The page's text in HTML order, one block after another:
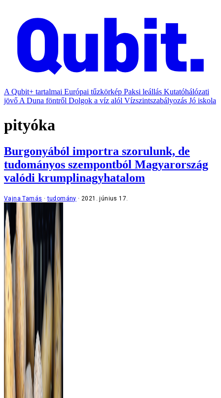
A Qubit+ tartalmai Európai tűzkörkép Paksi leállás Kutatóhálózati
jövő A Duna föntről Dolgok a víz alól Vízszintszabályozás Jó iskola
pityóka
Burgonyából importra szorulunk, de
tudományos szempontból Magyarország
valódi krumplinagyhatalom
Vajna Tamás tudomány 2021. június 17.